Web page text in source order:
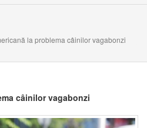
la problema câinilor vagabonzi
câinilor vagabonzi